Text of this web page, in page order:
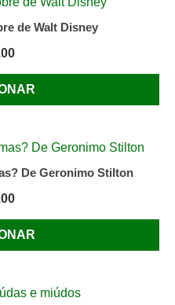
de Walt Disney
De Geronimo Stilton